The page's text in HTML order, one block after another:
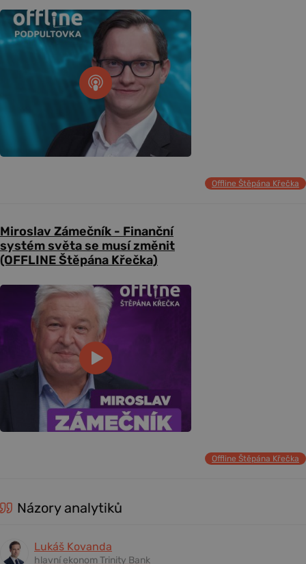
Offline Štěpána Křečka
Miroslav Zámečník - Finanční
systém světa se musí změnit
(OFFLINE Štěpána Křečka)
Offline Štěpána Křečka
Názory analytiků
Lukáš Kovanda
hlavní ekonom Trinity Bank